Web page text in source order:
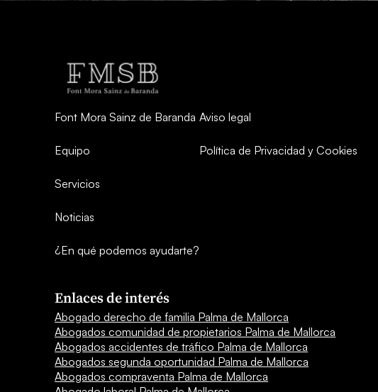
Font Mora Sainz de Baranda
Equipo
Servicios
Noticias
¿En qué podemos ayudarte?
Aviso legal
Política de Privacidad y Cookies
Enlaces de interés
Abogado derecho de familia Palma de Mallorca
Abogados comunidad de propietarios Palma de Mallorca
Abogados accidentes de tráfico Palma de Mallorca
Abogados segunda oportunidad Palma de Mallorca
Abogados compraventa Palma de Mallorca